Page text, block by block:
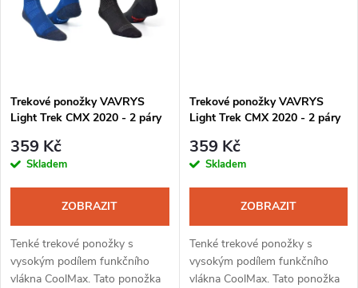
ů
ů
Trekové ponožky VAVRYS
Light Trek CMX 2020 - 2 páry
359 Kč
Skladem
ZOBRAZIT
Tenké trekové ponožky s
vysokým podílem funkčního
vlákna CoolMax. Tato ponožka
Trekové ponožky VAVRYS
Light Trek CMX 2020 - 2 páry
359 Kč
Skladem
ZOBRAZIT
Tenké trekové ponožky s
vysokým podílem funkčního
vlákna CoolMax. Tato ponožka